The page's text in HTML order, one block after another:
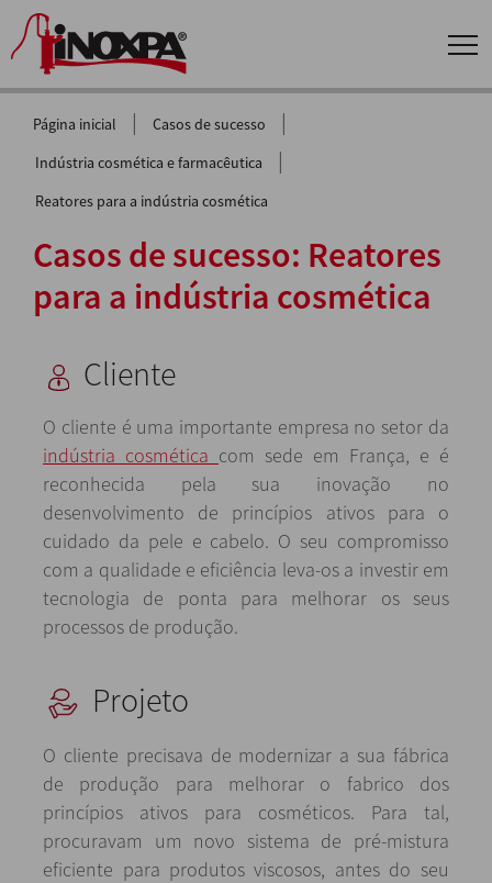
Página inicial | Casos de sucesso |
Indústria cosmética e farmacêutica |
Reatores para a indústria cosmética
Casos de sucesso: Reatores
para a indústria cosmética
Cliente
O cliente é uma importante empresa no setor da
indústria cosmética com sede em França, e é
reconhecida pela sua inovação no
desenvolvimento de princípios ativos para o
cuidado da pele e cabelo. O seu compromisso
com a qualidade e eficiência leva-os a investir em
tecnologia de ponta para melhorar os seus
processos de produção.
Projeto
O cliente precisava de modernizar a sua fábrica
de produção para melhorar o fabrico dos
princípios ativos para cosméticos. Para tal,
procuravam um novo sistema de pré-mistura
eficiente para produtos viscosos, antes do seu